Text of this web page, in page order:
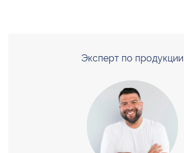
Эксперт по продукции